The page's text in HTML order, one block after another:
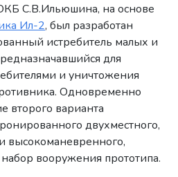
С.В.Ильюшина, на основе
Ил-2, был разработан
истребитель малых и
для
и уничтожения
Одновременно
второго варианта
двухместного,
высокоманевренного,
вооружения прототипа.